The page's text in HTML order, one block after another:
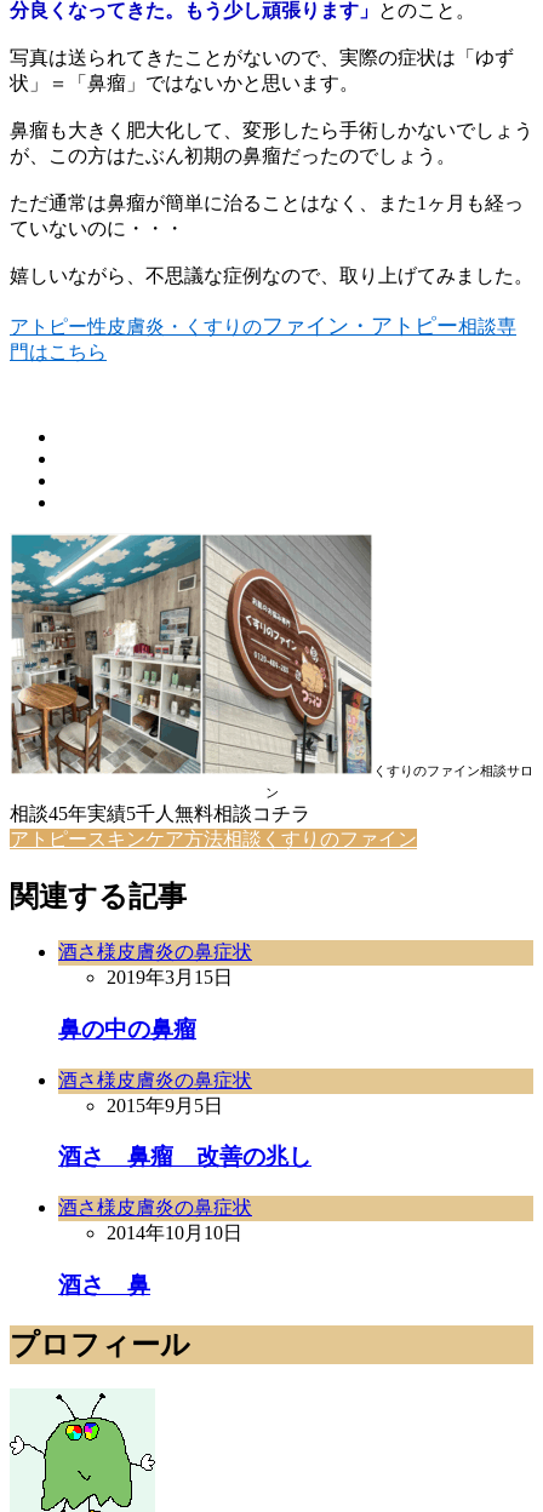
分良くなってきた。もう少し頑張ります」 とのこと。
写真は送られてきたことがないので、実際の症状は「ゆず
状」＝「鼻瘤」ではないかと思います。
鼻瘤も大きく肥大化して、変形したら手術しかないでしょう
が、この方はたぶん初期の鼻瘤だったのでしょう。
ただ通常は鼻瘤が簡単に治ることはなく、また1ヶ月も経っ
ていないのに・・・
嬉しいながら、不思議な症例なので、取り上げてみました。
アトピー性皮膚炎・くすりのファイン・アトピー相談専
門はこちら
くすりのファイン相談サロ
ン
相談45年実績5千人無料相談コチラ
アトピースキンケア方法相談くすりのファイン
関連する記事
酒さ様皮膚炎の鼻症状
2019年3月15日
鼻の中の鼻瘤
酒さ様皮膚炎の鼻症状
2015年9月5日
酒さ 鼻瘤 改善の兆し
酒さ様皮膚炎の鼻症状
2014年10月10日
酒さ 鼻
プロフィール